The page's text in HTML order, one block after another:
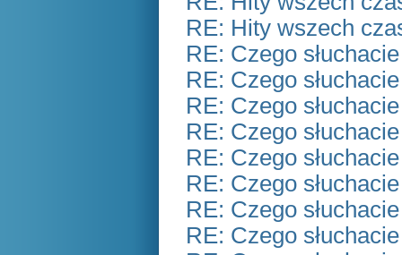
RE: Hity wszech
RE: Czego
RE: Czego
RE: Czego
RE: Czego
RE: Czego
RE: Czego
RE: Czego
RE: Czego